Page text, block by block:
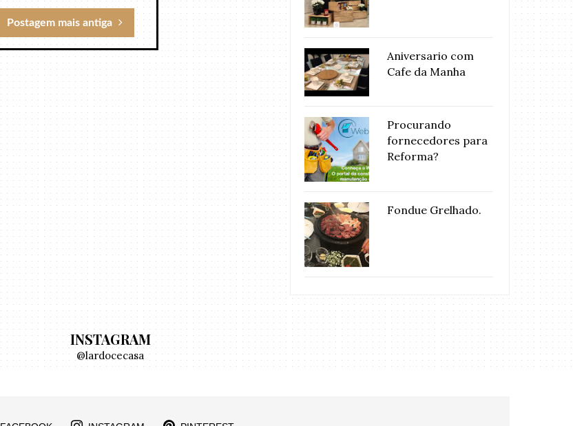
Postagem mais antiga
Aniversario com
Cafe da Manha
Procurando
fornecedores para
Reforma?
Fondue Grelhado.
INSTAGRAM
@lardocecasa